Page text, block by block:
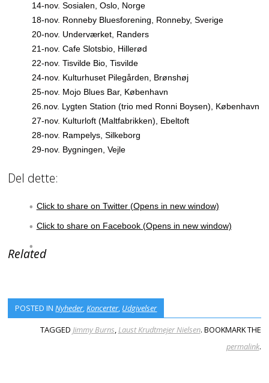
14-nov. Sosialen, Oslo, Norge
18-nov. Ronneby Bluesforening, Ronneby, Sverige
20-nov. Underværket, Randers
21-nov. Cafe Slotsbio, Hillerød
22-nov. Tisvilde Bio, Tisvilde
24-nov. Kulturhuset Pilegården, Brønshøj
25-nov. Mojo Blues Bar, København
26.nov. Lygten Station (trio med Ronni Boysen), København
27-nov. Kulturloft (Maltfabrikken), Ebeltoft
28-nov. Rampelys, Silkeborg
29-nov. Bygningen, Vejle
Del dette:
Click to share on Twitter (Opens in new window)
Click to share on Facebook (Opens in new window)
Related
POSTED INNyheder,Koncerter, Udgivelser
TAGGED Jimmy Burns,Laust Krudtmejer Nielsen. BOOKMARK THE
permalink.